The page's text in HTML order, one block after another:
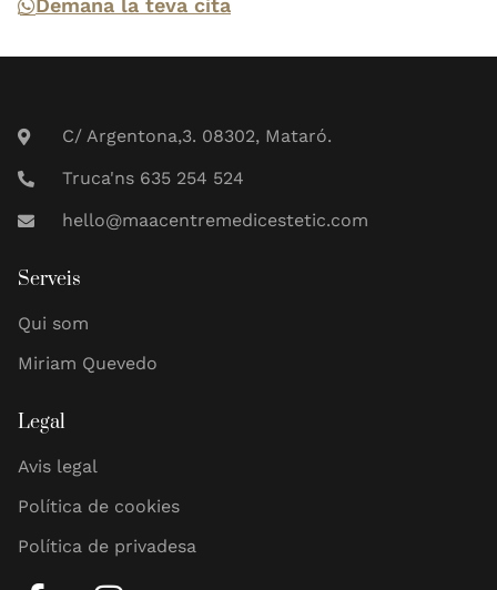
Demana la teva cita
C/ Argentona,3. 08302, Mataró.
Truca'ns 635 254 524
hello@maacentremedicestetic.com
Serveis
Qui som
Miriam Quevedo
Legal
Avis legal
Política de cookies
Política de privadesa